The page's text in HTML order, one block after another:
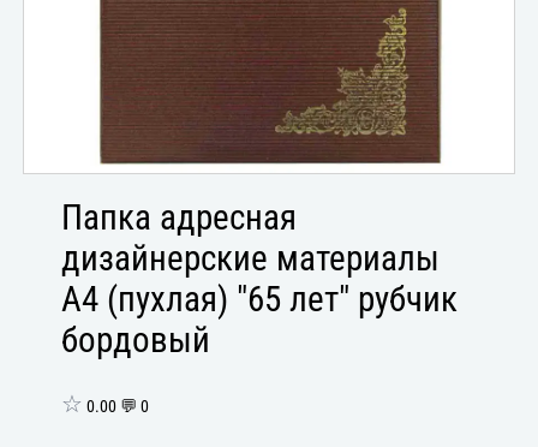
Папка адресная
дизайнерские материалы
А4 (пухлая) "65 лет" рубчик
бордовый
☆ 0.00 💬 0